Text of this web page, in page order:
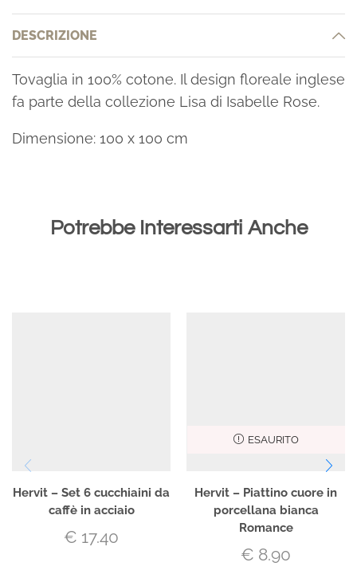
DESCRIZIONE
Tovaglia in 100% cotone. Il design floreale inglese
fa parte della collezione Lisa di Isabelle Rose.
Dimensione: 100 x 100 cm
Potrebbe Interessarti Anche
Hervit – Set 6 cucchiaini da
caffè in acciaio
€ 17.40
ESAURITO
Hervit – Piattino cuore in
porcellana bianca
Romance
€ 8.90